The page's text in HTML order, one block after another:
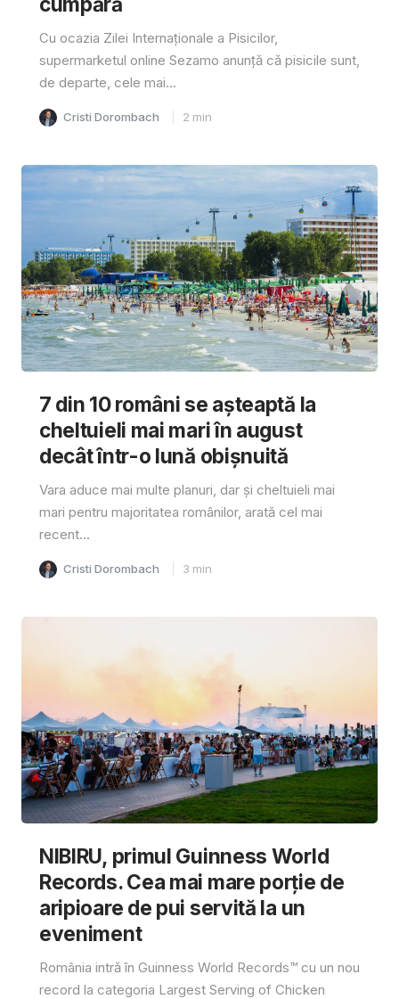
Cu ocazia Zilei Internaționale a Pisicilor,
supermarketul online Sezamo anunță că pisicile sunt,
de departe, cele mai...
Cristi Dorombach 2 min
7 din 10 români se așteaptă la
cheltuieli mai mari în august
decât într-o lună obișnuită
Vara aduce mai multe planuri, dar și cheltuieli mai
mari pentru majoritatea românilor, arată cel mai
recent...
Cristi Dorombach 3 min
NIBIRU, primul Guinness World
Records. Cea mai mare porție de
aripioare de pui servită la un
eveniment
România intră în Guinness World Records™️ cu un nou
record la categoria Largest Serving of Chicken